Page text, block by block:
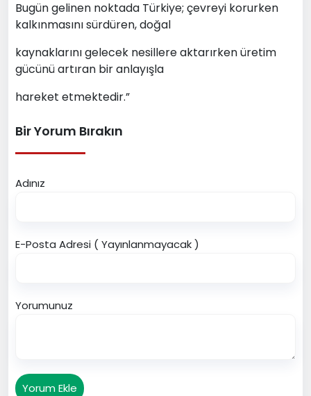
Bugün gelinen noktada Türkiye; çevreyi korurken
kalkınmasını sürdüren, doğal
kaynaklarını gelecek nesillere aktarırken üretim
gücünü artıran bir anlayışla
hareket etmektedir.”
Bir Yorum Bırakın
Adınız
E-Posta Adresi ( Yayınlanmayacak )
Yorumunuz
Yorum Ekle